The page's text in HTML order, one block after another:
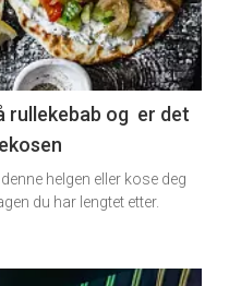
rullekebab og er det
helgen eller kose deg
du har lengtet etter.